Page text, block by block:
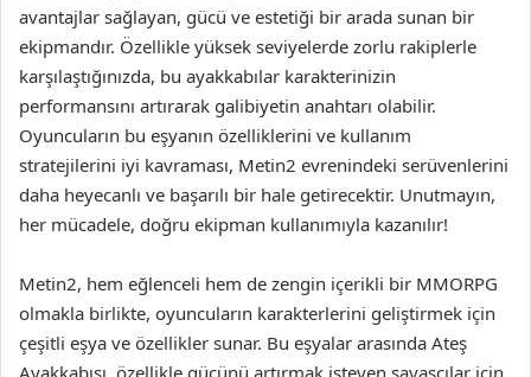
avantajlar sağlayan, gücü ve estetiği bir arada sunan bir
ekipmandır. Özellikle yüksek seviyelerde zorlu rakiplerle
karşılaştığınızda, bu ayakkabılar karakterinizin
performansını artırarak galibiyetin anahtarı olabilir.
Oyuncuların bu eşyanın özelliklerini ve kullanım
stratejilerini iyi kavraması, Metin2 evrenindeki serüvenlerini
daha heyecanlı ve başarılı bir hale getirecektir. Unutmayın,
her mücadele, doğru ekipman kullanımıyla kazanılır!
Metin2, hem eğlenceli hem de zengin içerikli bir MMORPG
olmakla birlikte, oyuncuların karakterlerini geliştirmek için
çeşitli eşya ve özellikler sunar. Bu eşyalar arasında Ateş
Ayakkabısı, özellikle gücünü artırmak isteyen savaşçılar için